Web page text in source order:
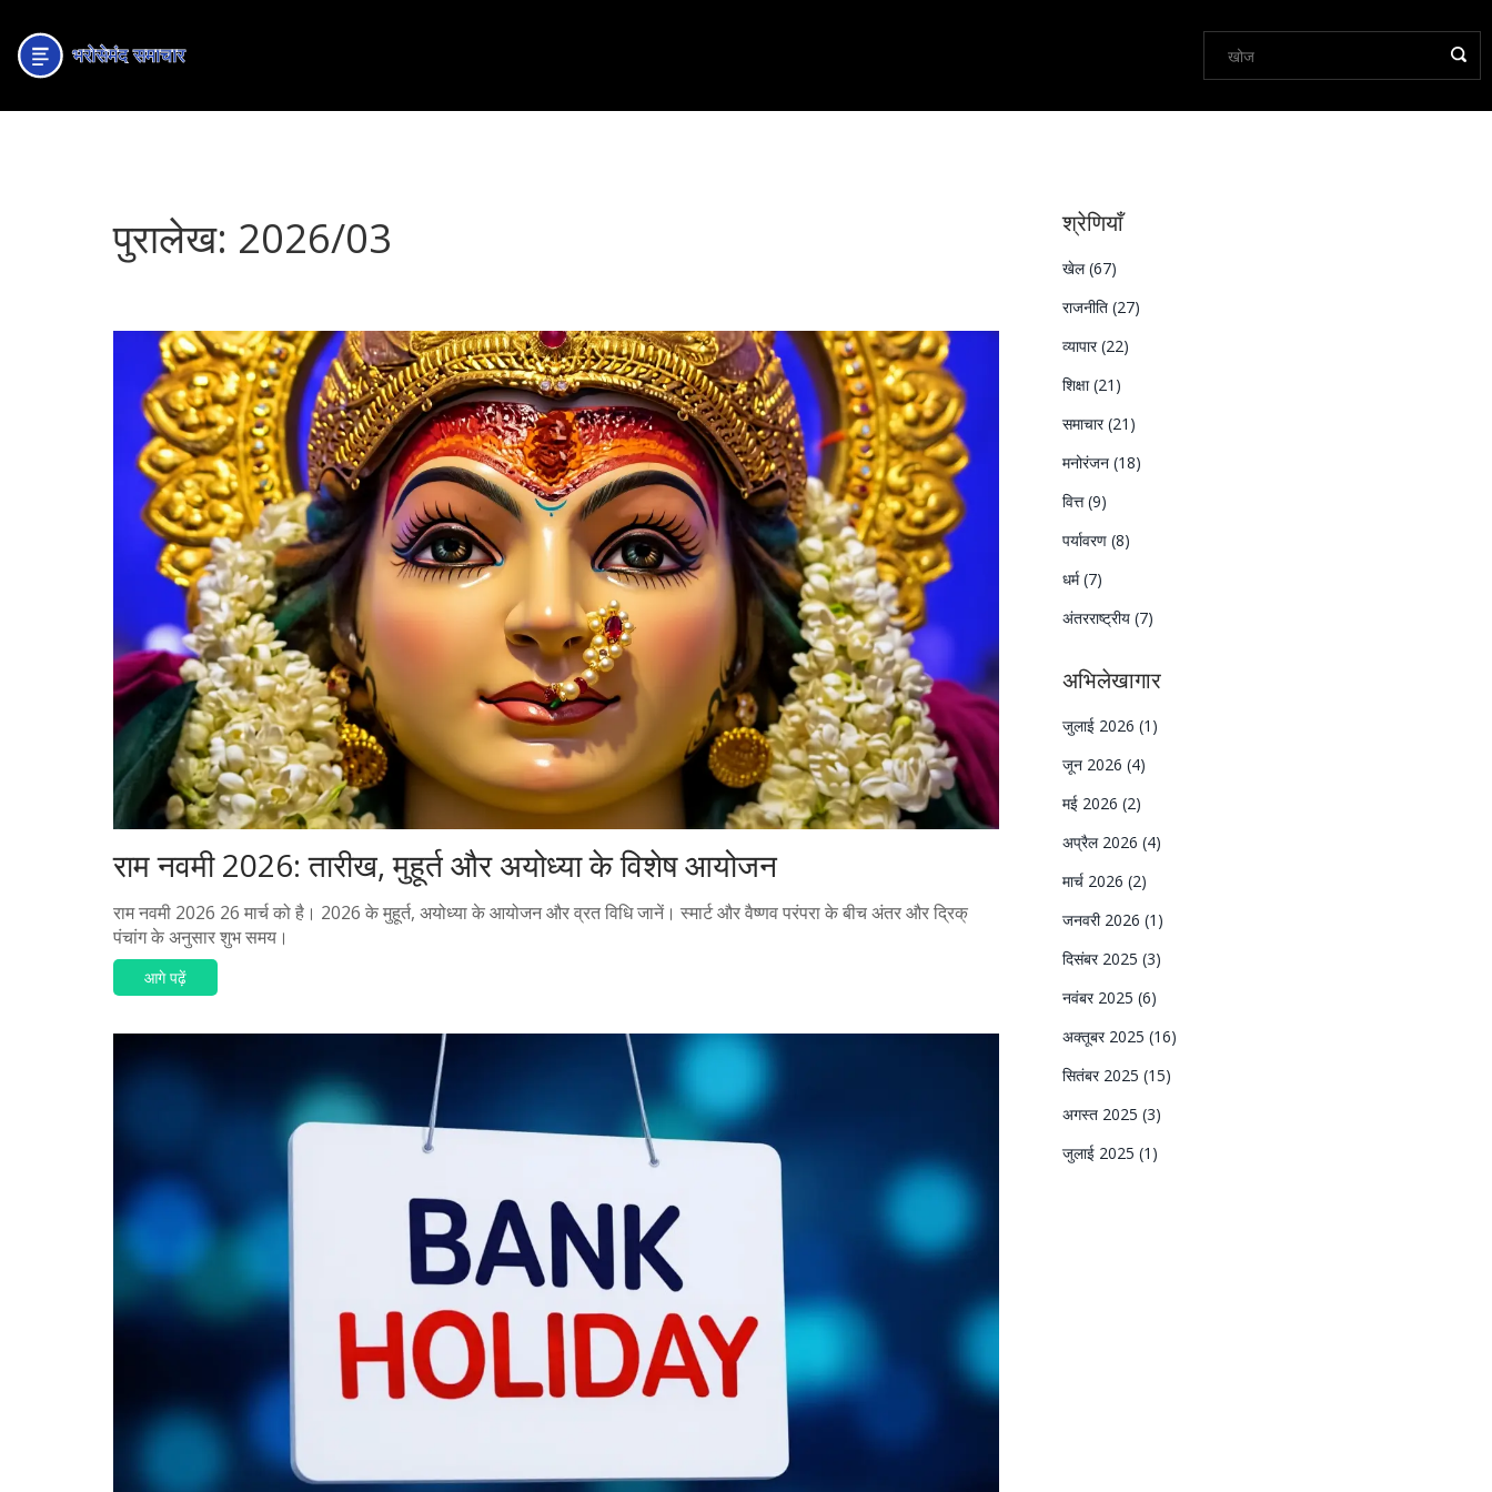
पुरालेख: 2026/03
राम नवमी 2026: तारीख, मुहूर्त और अयोध्या के विशेष आयोजन
राम नवमी 2026 26 मार्च को है। 2026 के मुहूर्त, अयोध्या के आयोजन और व्रत विधि जानें। स्मार्ट और वैष्णव परंपरा के बीच अंतर और द्रिक्
पंचांग के अनुसार शुभ समय।
आगे पढ़ें
श्रेणियाँ
खेल(67)
राजनीति (27)
व्यापार(22)
शिक्षा(21)
समाचार(21)
मनोरंजन (18)
वित्त(9)
पर्यावरण (8)
धर्म(7)
अंतरराष्ट्रीय (7)
अभिलेखागार
जुलाई 2026 (1)
जून 2026 (4)
मई 2026 (2)
अप्रैल 2026 (4)
मार्च 2026 (2)
जनवरी 2026 (1)
दिसंबर 2025 (3)
नवंबर 2025 (6)
अक्तूबर 2025 (16)
सितंबर 2025 (15)
अगस्त 2025 (3)
जुलाई 2025 (1)